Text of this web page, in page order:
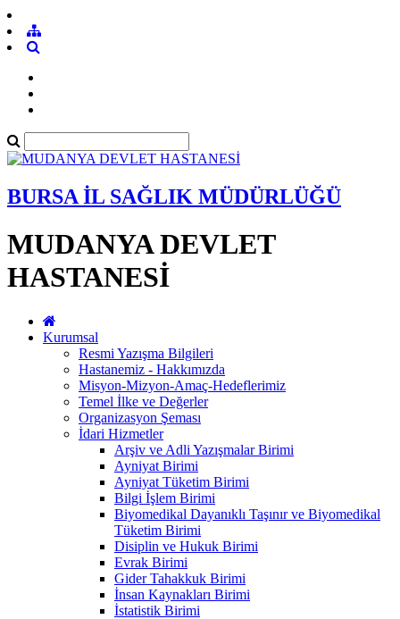
BURSA İL SAĞLIK MÜDÜRLÜĞÜ
MUDANYA DEVLET
HASTANESİ
Kurumsal
Resmi Yazışma Bilgileri
Hastanemiz - Hakkımızda
Misyon-Mizyon-Amaç-Hedeflerimiz
Temel İlke ve Değerler
Organizasyon Şeması
İdari Hizmetler
Arşiv ve Adli Yazışmalar Birimi
Ayniyat Birimi
Ayniyat Tüketim Birimi
Bilgi İşlem Birimi
Biyomedikal Dayanıklı Taşınır ve Biyomedikal
Tüketim Birimi
Disiplin ve Hukuk Birimi
Evrak Birimi
Gider Tahakkuk Birimi
İnsan Kaynakları Birimi
İstatistik Birimi